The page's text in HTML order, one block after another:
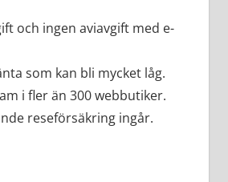
och ingen aviavgift med e-
som kan bli mycket låg.
i fler än 300 webbutiker.
reseförsäkring ingår.